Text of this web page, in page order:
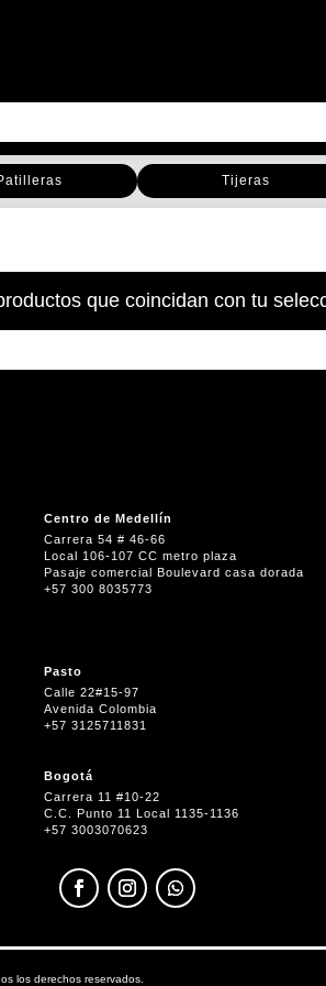
Tijeras
que coincidan con tu
Centro de Medellín
Carrera 54 # 46-66
Local 106-107 CC metro plaza
Pasaje comercial Boulevard casa dorada
+57 300 8035773
Pasto
Calle 22#15-97
Avenida Colombia
+57 3125711831
Bogotá
Carrera 11 #10-22
C.C. Punto 11 Local 1135-1136
+57 3003070623
los derechos reservados.